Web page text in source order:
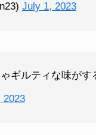
July 1, 2023
ギルティな味が
2023